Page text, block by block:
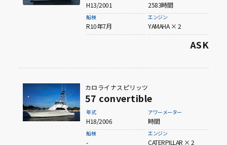
H13/2001 2583時間
船検
R10年7月
エンジン
YAMAHA × 2
ASK
カロライナスピリッツ
57 convertible
年式
H18/2006
アワーメーター
時間
船検
-
エンジン
CATERPILLAR × 2